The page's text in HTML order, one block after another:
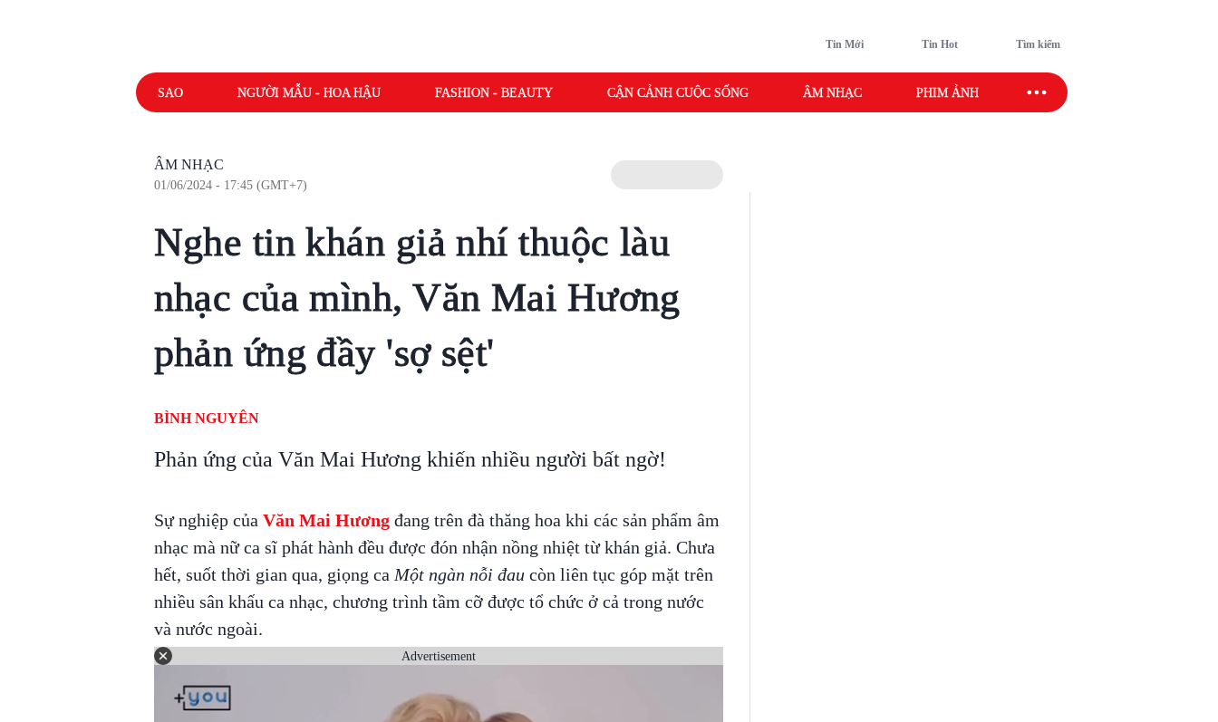
Tin Mới Tin Hot Tìm kiếm
SAO NGƯỜI MẪU - HOA HẬU FASHION - BEAUTY CẬN CẢNH CUỘC SỐNG ÂM NHẠC PHIM ẢNH SAO SPORT
ÂM NHẠC
01/06/2024 - 17:45 (GMT+7)
Nghe tin khán giả nhí thuộc làu
nhạc của mình, Văn Mai Hương
phản ứng đầy 'sợ sệt'
BÌNH NGUYÊN
Phản ứng của Văn Mai Hương khiến nhiều người bất ngờ!
Sự nghiệp của Văn Mai Hươngđang trên đà thăng hoa khi các sản phẩm âm
nhạc mà nữ ca sĩ phát hành đều được đón nhận nồng nhiệt từ khán giả. Chưa
hết, suốt thời gian qua, giọng ca Một ngàn nỗi đau còn liên tục góp mặt trên
nhiều sân khấu ca nhạc, chương trình tầm cỡ được tổ chức ở cả trong nước
và nước ngoài.
Advertisement